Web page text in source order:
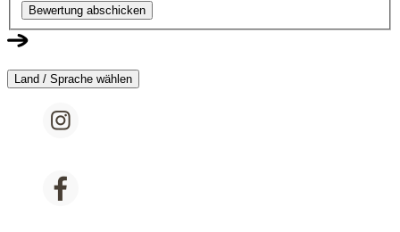
Bewertung abschicken
Land / Sprache wählen